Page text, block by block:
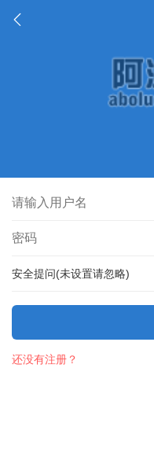
安全提问(未设置请忽略)
还没有注册？